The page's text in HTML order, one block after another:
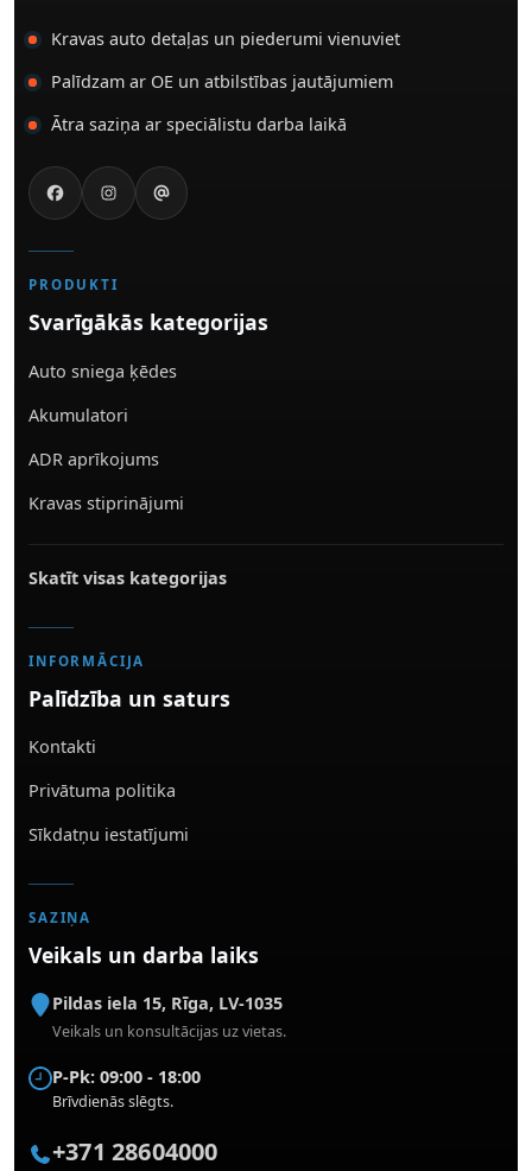
Kravas auto detaļas un piederumi vienuviet
Palīdzam ar OE un atbilstības jautājumiem
Ātra saziņa ar speciālistu darba laikā
PRODUKTI
Svarīgākās kategorijas
Auto sniega ķēdes
Akumulatori
ADR aprīkojums
Kravas stiprinājumi
Skatīt visas kategorijas
INFORMĀCIJA
Palīdzība un saturs
Kontakti
Privātuma politika
Sīkdatņu iestatījumi
SAZIŅA
Veikals un darba laiks
Pildas iela 15, Rīga, LV-1035
Veikals un konsultācijas uz vietas.
P-Pk: 09:00 - 18:00
Brīvdienās slēgts.
+371 28604000